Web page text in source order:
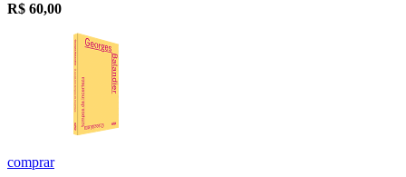
R$ 60,00
comprar